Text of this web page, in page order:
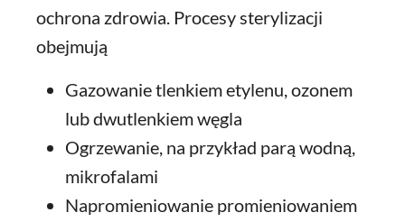
ochrona zdrowia. Procesy sterylizacji
obejmują
Gazowanie tlenkiem etylenu, ozonem
lub dwutlenkiem węgla
Ogrzewanie, na przykład parą wodną,
mikrofalami
Napromieniowanie promieniowaniem